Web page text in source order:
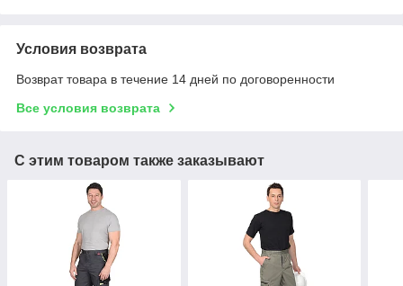
Условия возврата
Возврат товара в течение 14 дней по договоренности
Все условия возврата
С этим товаром также заказывают